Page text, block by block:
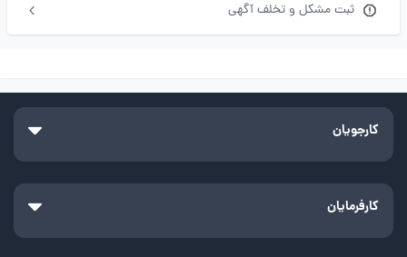
ثبت مشکل و تخلف آگهی
کارجویان
کارفرمایان